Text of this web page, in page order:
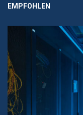
EMPFOHLEN